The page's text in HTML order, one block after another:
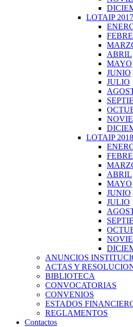
LOTAIP 2017
ABRIL
MAYO
JUNIO
JULIO
LOTAIP 2018
ABRIL
MAYO
JUNIO
JULIO
ANUNCIOS
ACTAS Y
BIBLIOTECA
CONVOCATORIAS
CONVENIOS
ESTADOS
REGLAMENTOS
Contactos